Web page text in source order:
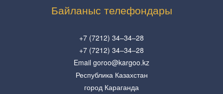
Байланыс телефондары
+7 (7212) 34–34–28
+7 (7212) 34–34–28
Email goroo@kargoo.kz
Республика Казахстан
город Караганда